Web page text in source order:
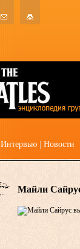
Интервью Новости
Майли